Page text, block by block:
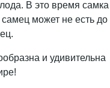
В это время самка
может не есть до
и удивительна